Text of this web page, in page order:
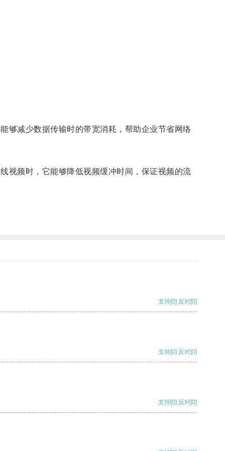
减少数据传输时的带宽消耗，帮助企业节省网络
频时，它能够降低视频缓冲时间，保证视频的流
支持[0] 反对[0]
支持[0] 反对[0]
支持[0] 反对[0]